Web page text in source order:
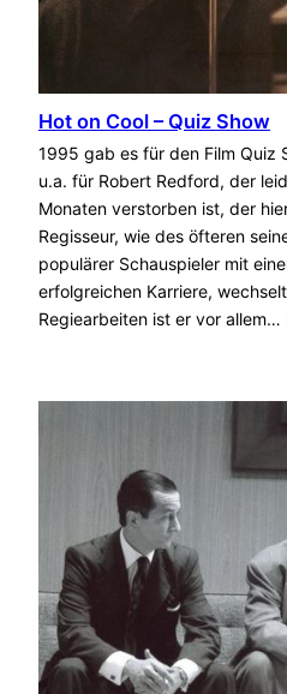
Hot on Cool – Quiz Show
1995 gab es für den Film Quiz
u.a. für Robert Redford, der
Monaten verstorben ist, der
Regisseur, wie des öfteren
populärer Schauspieler mit
erfolgreichen Karriere,
Regiearbeiten ist er vor allem…